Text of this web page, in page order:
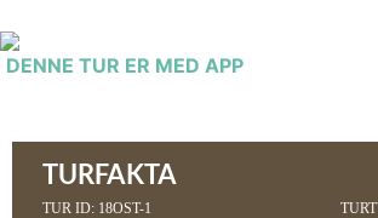
DENNE TUR ER MED APP
TURFAKTA
TUR ID: 18OST-1